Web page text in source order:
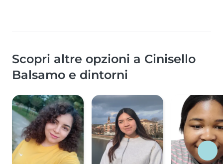
Scopri altre opzioni a Cinisello
Balsamo e dintorni